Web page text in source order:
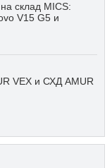
склад MICS:
V15 G5 и
VEX и СХД AMUR